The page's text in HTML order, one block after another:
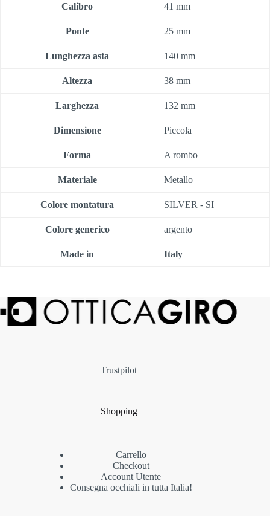
Calibro 41 mm
Ponte 25 mm
Lunghezza asta 140 mm
Altezza 38 mm
Larghezza 132 mm
Dimensione Piccola
Forma A rombo
Materiale Metallo
Colore montatura SILVER - SI
Colore generico argento
Made in Italy
Trustpilot
Shopping
Carrello
Checkout
Account Utente
Consegna occhiali in tutta Italia!